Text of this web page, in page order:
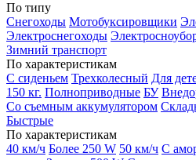
По типу
Снегоходы Мотобуксировщики
Электроснегоходы
Зимний транспорт
По характеристикам
С сиденьем Трехколесный Для
150 кг. Полноприводные БУ
Со съемным аккумулятором
Быстрые
По характеристикам
40 км/ч Более 250 W 50 км/ч С